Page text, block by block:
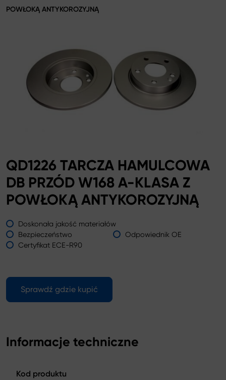
POWŁOKĄ ANTYKOROZYJNĄ
QD1226 TARCZA HAMULCOWA
DB PRZÓD W168 A-KLASA Z
POWŁOKĄ ANTYKOROZYJNĄ
Doskonała jakość materiałów
Bezpieczeństwo
Odpowiednik OE
Certyfikat ECE-R90
Sprawdź gdzie kupić
Informacje techniczne
Kod produktu